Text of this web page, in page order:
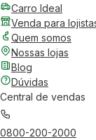
Carro Ideal
Venda para
Quem somos
Nossas lojas
Blog
Dúvidas
Central de vendas
0800-200-2000